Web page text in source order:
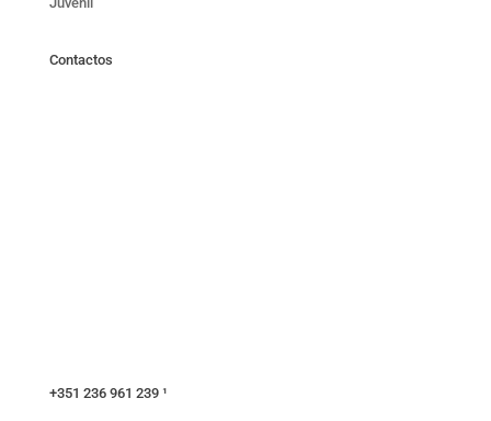
Contactos
+351 236 961 239 ¹